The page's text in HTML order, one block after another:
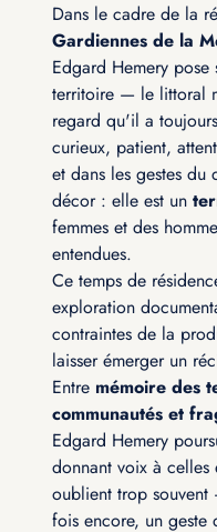
Dans le cadre de la
Gardiennes de la
Edgard Hemery pose
territoire — le littoral
regard qu'il a
curieux, patient,
et dans les gestes
décor : elle est un
femmes et des
entendues.
Ce temps de
exploration
contraintes de la
laisser émerger un
Entre mémoire des
communautés et
Edgard Hemery
donnant voix à celles
oublient trop
fois encore, un geste